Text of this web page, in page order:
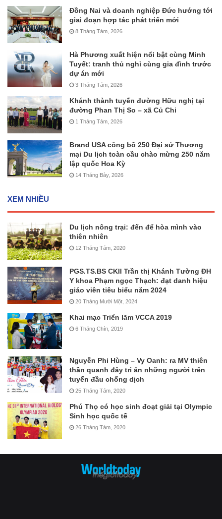
Đồng Nai và doanh nghiệp Đức hướng tới
giai đoạn hợp tác phát triển mới
8 Tháng Tám, 2026
Hà Phương xuất hiện nổi bật cùng Minh
Tuyết: tranh thủ nghỉ cùng gia đình trước
dự án mới
3 Tháng Tám, 2026
Khánh thành tuyến đường Hữu nghị tại
đường Phan Thị So – xã Củ Chi
1 Tháng Tám, 2026
Brand USA công bố 250 Đại sứ Thương
mại Du lịch toàn cầu chào mừng 250 năm
lập quốc Hoa Kỳ
14 Tháng Bảy, 2026
XEM NHIỀU
Du lịch nông trại: đến để hòa mình vào
thiên nhiên
12 Tháng Tám, 2020
PGS.TS.BS CKII Trần thị Khánh Tường ĐH
Y khoa Phạm ngọc Thạch: đạt danh hiệu
giáo viên tiêu biểu năm 2024
20 Tháng Mười Một, 2024
Khai mạc Triển lãm VCCA 2019
6 Tháng Chín, 2019
Nguyễn Phi Hùng – Vy Oanh: ra MV thiên
thần quanh đây tri ân những người trên
tuyến đầu chống dịch
25 Tháng Tám, 2020
Phú Thọ có học sinh đoạt giải tại Olympic
Sinh học quốc tế
26 Tháng Tám, 2020